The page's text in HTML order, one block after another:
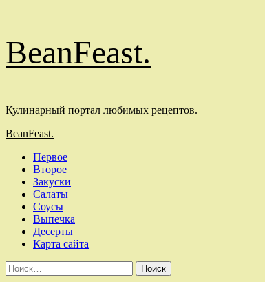
содержимому
BeanFeast.
Кулинарный портал любимых рецептов.
Основное
BeanFeast.
Первое
Второе
Закуски
Салаты
Соусы
Выпечка
Десерты
Карта сайта
Найти: